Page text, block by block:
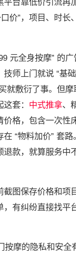
台靠低价引流再
价”，项目、时长
全身按摩” 的广
技师上门就说 “基
就敷衍了事。但
套： 中式推拿、
价格，包含一次性
“物料加价” 套
退款，就算服务中
图保存价格和项
，有纠纷直接找平
摩的隐私和安全